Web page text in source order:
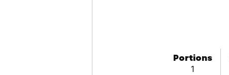
Portions
1